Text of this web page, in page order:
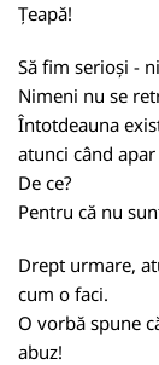
Țeapă!
Să fim serioși -
Nimeni nu se
Întotdeauna
atunci când
De ce?
Pentru că nu
Drept urmare,
cum o faci.
O vorbă spune
abuz!